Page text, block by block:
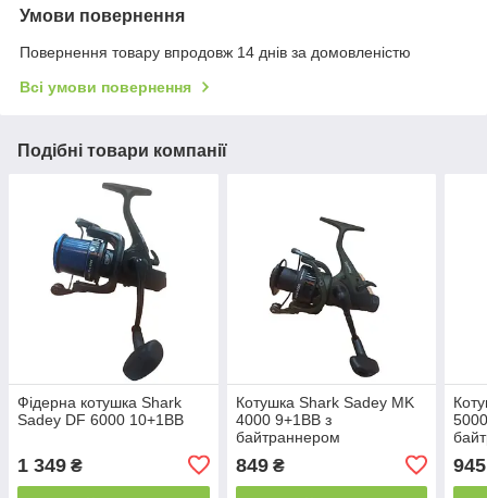
Умови повернення
Повернення товару впродовж 14 днів за домовленістю
Всі умови повернення
Подібні товари компанії
Фідерна котушка Shark
Sadey DF 6000 10+1ВВ
1 349 ₴
Котушка Shark Sadey MK
4000 9+1BB з
байтраннером
849₴ 945